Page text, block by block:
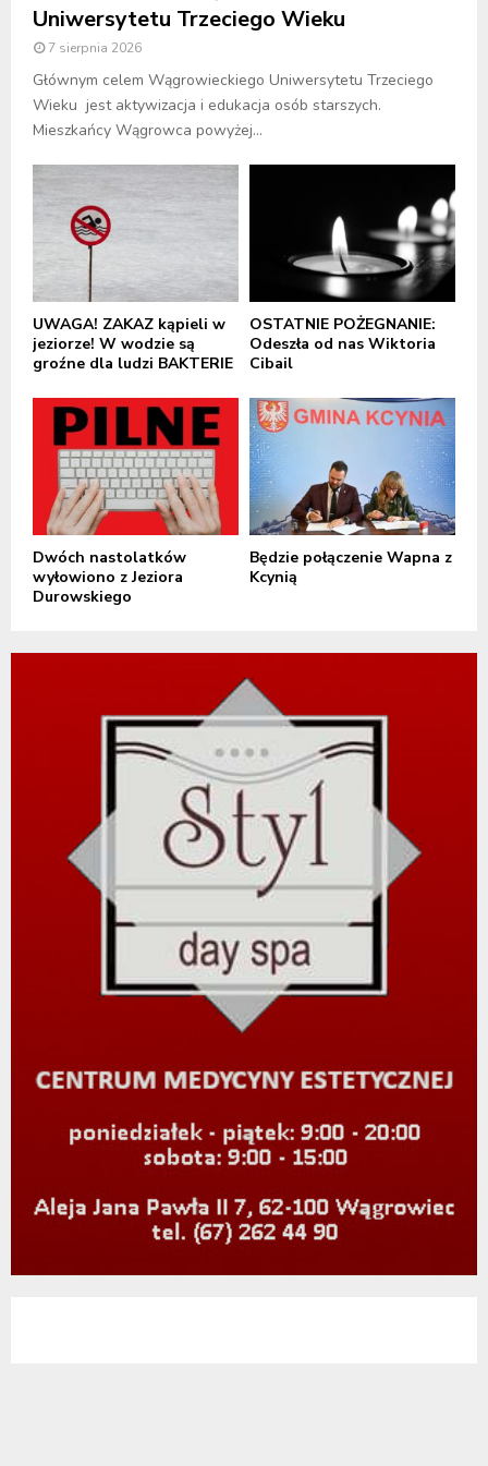
Uniwersytetu Trzeciego Wieku
7 sierpnia 2026
Głównym celem Wągrowieckiego Uniwersytetu Trzeciego
Wieku jest aktywizacja i edukacja osób starszych.
Mieszkańcy Wągrowca powyżej...
UWAGA! ZAKAZ kąpieli w
jeziorze! W wodzie są
groźne dla ludzi BAKTERIE
OSTATNIE POŻEGNANIE:
Odeszła od nas Wiktoria
Cibail
Dwóch nastolatków
wyłowiono z Jeziora
Durowskiego
Będzie połączenie Wapna z
Kcynią